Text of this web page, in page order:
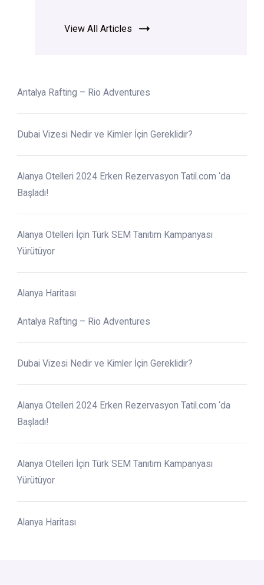
View All Articles
Antalya Rafting – Rio Adventures
Dubai Vizesi Nedir ve Kimler İçin Gereklidir?
Alanya Otelleri 2024 Erken Rezervasyon Tatil.com ‘da
Başladı!
Alanya Otelleri İçin Türk SEM Tanıtım Kampanyası
Yürütüyor
Alanya Haritası
Antalya Rafting – Rio Adventures
Dubai Vizesi Nedir ve Kimler İçin Gereklidir?
Alanya Otelleri 2024 Erken Rezervasyon Tatil.com ‘da
Başladı!
Alanya Otelleri İçin Türk SEM Tanıtım Kampanyası
Yürütüyor
Alanya Haritası